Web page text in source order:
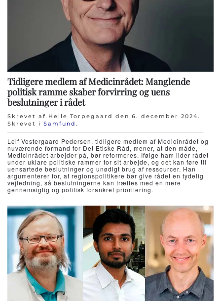
Tidligere medlem af Medicinrådet: Manglende
politisk ramme skaber forvirring og uens
beslutninger i rådet
Skrevet af Helle Torpegaard den 6. december 2024.
Skrevet i Samfund .
Leif Vestergaard Pedersen, tidligere medlem af Medicinrådet og
nuværende formand for Det Etiske Råd, mener, at den måde,
Medicinrådet arbejder på, bør reformeres. Ifølge ham lider rådet
under uklare politiske rammer for sit arbejde, og det kan føre til
uensartede beslutninger og unødigt brug af ressourcer. Han
argumenterer for, at regionspolitikere bør give rådet en tydelig
vejledning, så beslutningerne kan træffes med en mere
gennemsigtig og politisk forankret prioritering.